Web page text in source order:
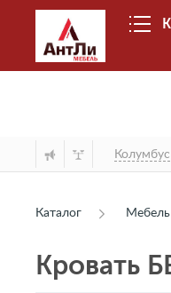
Колумбус
Каталог Мебель
Кровать